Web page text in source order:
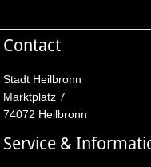
Contact
Stadt Heilbronn
Marktplatz 7
74072 Heilbronn
Service &